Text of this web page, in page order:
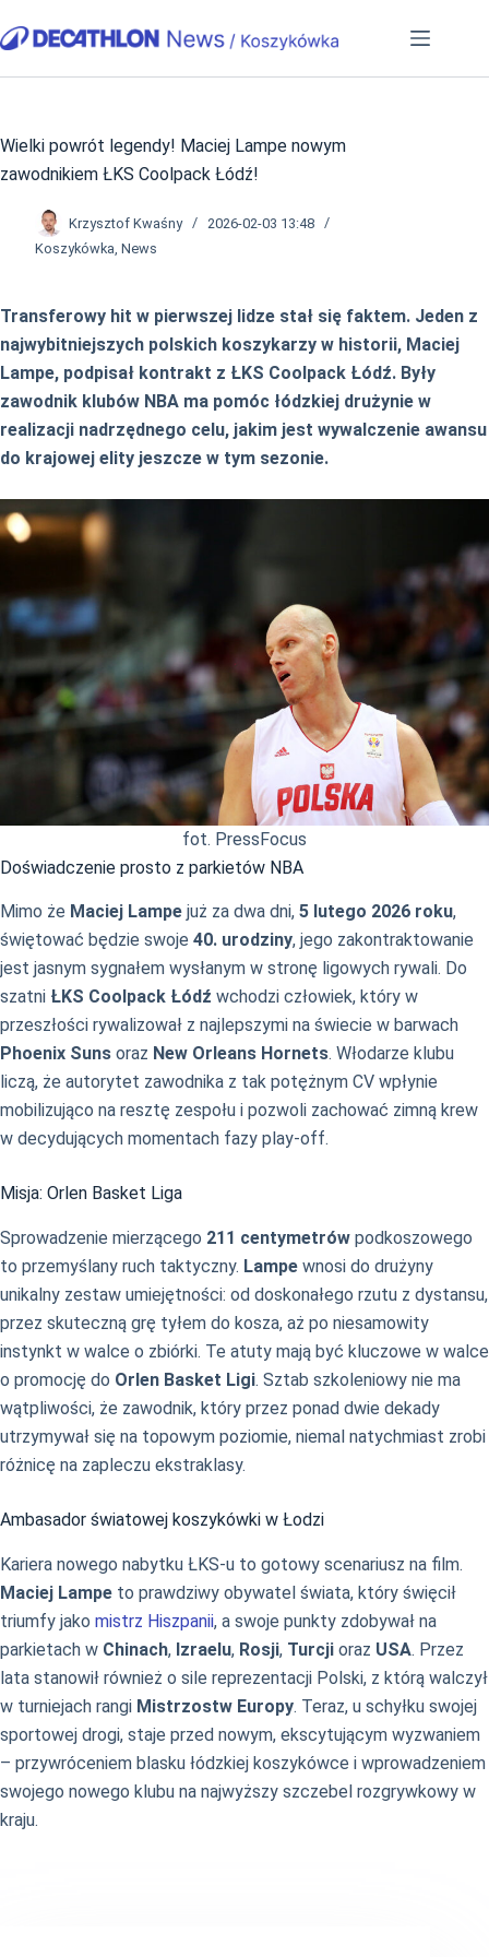
do
Wielki powrót legendy! Maciej Lampe nowym
zawodnikiem ŁKS Coolpack Łódź!
Krzysztof Kwaśny
2026-02-03 13:48
Koszykówka, News
Transferowy hit w pierwszej lidze stał się faktem. Jeden z
najwybitniejszych polskich koszykarzy w historii, Maciej
Lampe, podpisał kontrakt z ŁKS Coolpack Łódź. Były
zawodnik klubów NBA ma pomóc łódzkiej drużynie w
realizacji nadrzędnego celu, jakim jest wywalczenie awansu
do krajowej elity jeszcze w tym sezonie.
fot. PressFocus
Doświadczenie prosto z parkietów NBA
Mimo że Maciej Lampe już za dwa dni, 5 lutego 2026 roku,
świętować będzie swoje 40. urodziny, jego zakontraktowanie
jest jasnym sygnałem wysłanym w stronę ligowych rywali. Do
szatni ŁKS Coolpack Łódź wchodzi człowiek, który w
przeszłości rywalizował z najlepszymi na świecie w barwach
Phoenix Suns oraz New Orleans Hornets. Włodarze klubu
liczą, że autorytet zawodnika z tak potężnym CV wpłynie
mobilizująco na resztę zespołu i pozwoli zachować zimną krew
w decydujących momentach fazy play-off.
Misja: Orlen Basket Liga
Sprowadzenie mierzącego 211 centymetrów podkoszowego
to przemyślany ruch taktyczny. Lampe wnosi do drużyny
unikalny zestaw umiejętności: od doskonałego rzutu z dystansu,
przez skuteczną grę tyłem do kosza, aż po niesamowity
instynkt w walce o zbiórki. Te atuty mają być kluczowe w walce
o promocję do Orlen Basket Ligi. Sztab szkoleniowy nie ma
wątpliwości, że zawodnik, który przez ponad dwie dekady
utrzymywał się na topowym poziomie, niemal natychmiast zrobi
różnicę na zapleczu ekstraklasy.
Ambasador światowej koszykówki w Łodzi
Kariera nowego nabytku ŁKS-u to gotowy scenariusz na film.
Maciej Lampe to prawdziwy obywatel świata, który święcił
triumfy jako mistrz Hiszpanii, a swoje punkty zdobywał na
parkietach w Chinach, Izraelu, Rosji, Turcji oraz USA. Przez
lata stanowił również o sile reprezentacji Polski, z którą walczył
w turniejach rangi Mistrzostw Europy. Teraz, u schyłku swojej
sportowej drogi, staje przed nowym, ekscytującym wyzwaniem
– przywróceniem blasku łódzkiej koszykówce i wprowadzeniem
swojego nowego klubu na najwyższy szczebel rozgrywkowy w
kraju.